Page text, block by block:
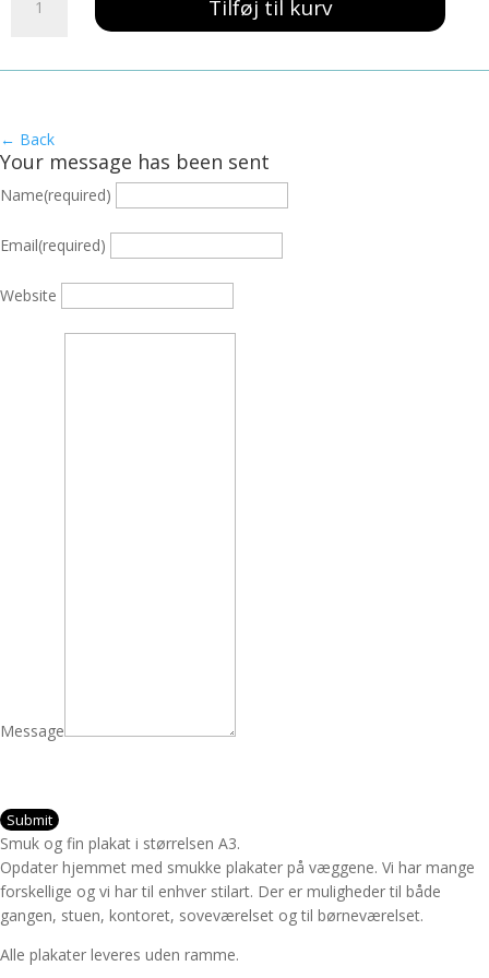
Tilføj til kurv
← Back
Your message has been sent
Name(required)
Email(required)
Website
Message
Submit
Smuk og fin plakat i størrelsen A3.
Opdater hjemmet med smukke plakater på væggene. Vi har mange
forskellige og vi har til enhver stilart. Der er muligheder til både
gangen, stuen, kontoret, soveværelset og til børneværelset.
Alle plakater leveres uden ramme.